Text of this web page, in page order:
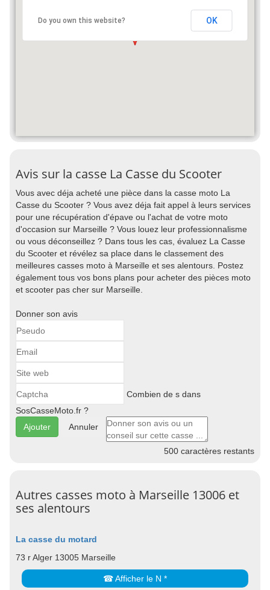
Do you own this website? OK
Avis sur la casse La Casse du Scooter
Vous avec déja acheté une pièce dans la casse moto La
Casse du Scooter ? Vous avez déja fait appel à leurs services
pour une récupération d'épave ou l'achat de votre moto
d'occasion sur Marseille ? Vous louez leur professionnalisme
ou vous déconseillez ? Dans tous les cas, évaluez La Casse
du Scooter et révélez sa place dans le classement des
meilleures casses moto à Marseille et ses alentours. Postez
également tous vos bons plans pour acheter des pièces moto
et scooter pas cher sur Marseille.
Donner son avis
Combien de s dans
SosCasseMoto.fr ?
Annuler
500 caractères restants
Autres casses moto à Marseille 13006 et
ses alentours
La casse du motard
73 r Alger 13005 Marseille
☎ Afficher le N *